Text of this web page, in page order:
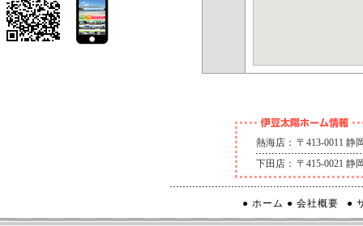
熱海店： 〒413-0011 静
下田店： 〒415-0021 静
● ホーム ● 会社概要 ●